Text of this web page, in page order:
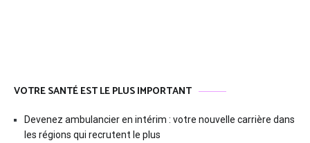
VOTRE SANTÉ EST LE PLUS IMPORTANT
Devenez ambulancier en intérim : votre nouvelle carrière dans
les régions qui recrutent le plus